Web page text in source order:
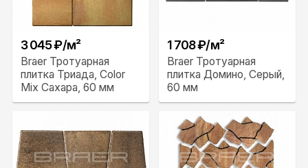
3 045 ₽/м²
Braer Тротуарная
плитка Триада, Color
Mix Сахара, 60 мм
1 708 ₽/м²
Braer Тротуарная
плитка Домино, Серый,
60 мм